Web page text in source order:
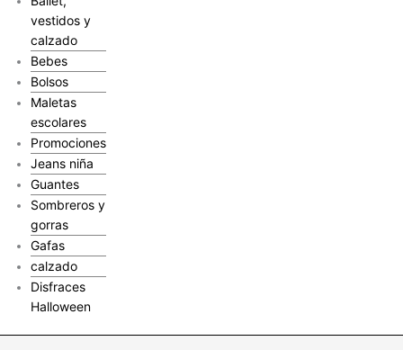
vestidos y
calzado
Bebes
Bolsos
Maletas
escolares
Promociones
Jeans niña
Guantes
Sombreros y
gorras
Gafas
calzado
Disfraces
Halloween